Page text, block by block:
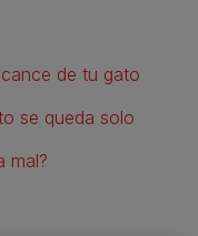
de tu gato
se queda solo
mal?